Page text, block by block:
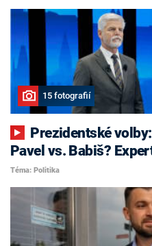
15 fotografií
Pavel vs. Babiš?
Téma: Politika